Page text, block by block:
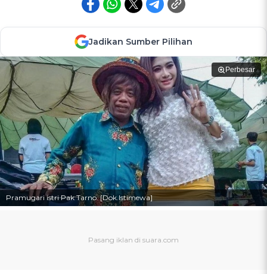
Jadikan Sumber Pilihan
Perbesar
Pramugari istri Pak Tarno. [Dok.Istimewa]